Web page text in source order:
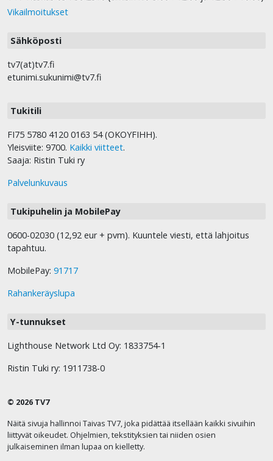
Vikailmoitukset
Sähköposti
tv7(at)tv7.fi
etunimi.sukunimi@tv7.fi
Tukitili
FI75 5780 4120 0163 54 (OKOYFIHH).
Yleisviite: 9700. Kaikki viitteet.
Saaja: Ristin Tuki ry
Palvelunkuvaus
Tukipuhelin ja MobilePay
0600-02030 (12,92 eur + pvm). Kuuntele viesti, että lahjoitus
tapahtuu.
MobilePay: 91717
Rahankeräyslupa
Y-tunnukset
Lighthouse Network Ltd Oy: 1833754-1
Ristin Tuki ry: 1911738-0
© 2026 TV7
Näitä sivuja hallinnoi Taivas TV7, joka pidättää itsellään kaikki sivuihin
liittyvät oikeudet. Ohjelmien, tekstityksien tai niiden osien
julkaiseminen ilman lupaa on kielletty.